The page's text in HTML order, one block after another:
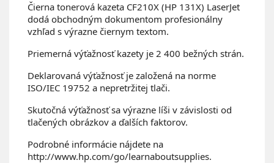
Čierna tonerová kazeta CF210X (HP 131X) LaserJet
dodá obchodným dokumentom profesionálny
vzhľad s výrazne čiernym textom.
Priemerná výťažnosť kazety je 2 400 bežných strán.
Deklarovaná výťažnosť je založená na norme
ISO/IEC 19752 a nepretržitej tlači.
Skutočná výťažnosť sa výrazne líši v závislosti od
tlačených obrázkov a ďalších faktorov.
Podrobné informácie nájdete na
http://www.hp.com/go/learnaboutsupplies.